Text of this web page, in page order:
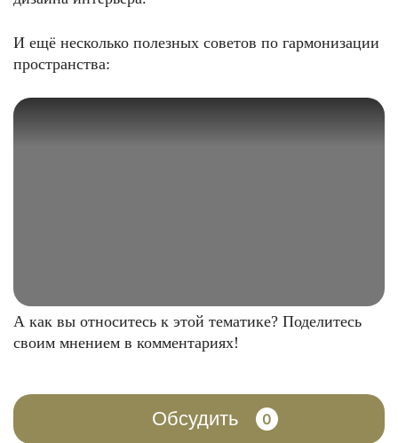
И ещё несколько полезных советов по гармонизации
пространства:
А как вы относитесь к этой тематике? Поделитесь
своим мнением в комментариях!
Обсудить 0